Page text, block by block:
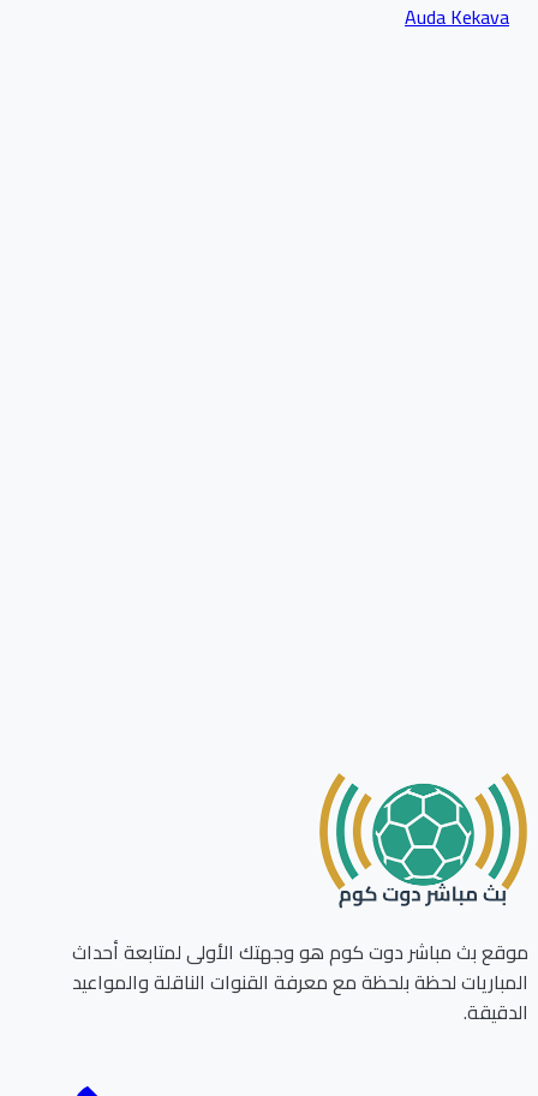
Auda Kekava
بث مباشر دوت كوم هو وجهتك الأولى لمتابعة أحداث
لحظة بلحظة مع معرفة القنوات الناقلة والمواعيد